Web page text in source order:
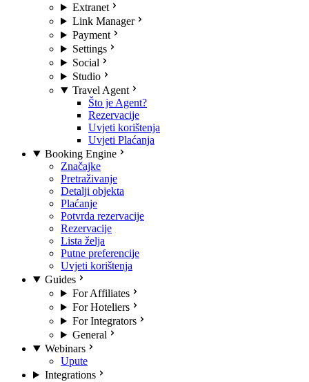
Extranet
Link Manager
Payment
Settings
Social
Studio
Travel Agent
Što je Agent?
Rezervacije
Uvjeti korištenja
Uvjeti Plaćanja
Booking Engine
Značajke
Pretraživanje
Detalji objekta
Plaćanje
Potvrda rezervacije
Rezervacije
Lista želja
Putne preferencije
Uvjeti korištenja
Guides
For Affiliates
For Hoteliers
For Integrators
General
Webinars
Upute
Integrations